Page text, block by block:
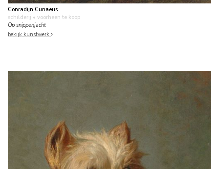
Conradijn Cunaeus
schilderij • voorheen te koop
Op snippenjacht
bekijk kunstwerk